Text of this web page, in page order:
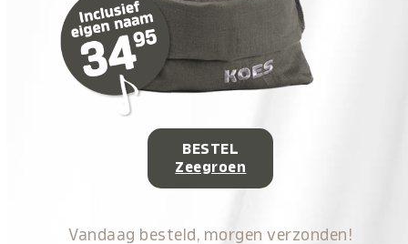
BESTEL
Zeegroen
Vandaag besteld, morgen verzonden!